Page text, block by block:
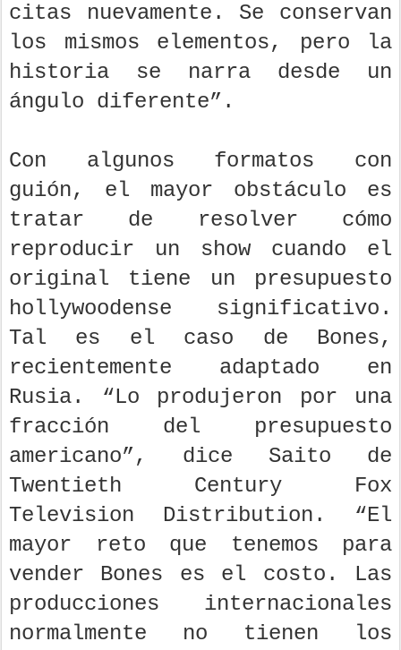
citas nuevamente. Se conservan
los mismos elementos, pero la
historia se narra desde un
ángulo diferente”.
Con algunos formatos con
guión, el mayor obstáculo es
tratar de resolver cómo
reproducir un show cuando el
original tiene un presupuesto
hollywoodense significativo.
Tal es el caso de Bones,
recientemente adaptado en
Rusia. “Lo produjeron por una
fracción del presupuesto
americano”, dice Saito de
Twentieth Century Fox
Television Distribution. “El
mayor reto que tenemos para
vender Bones es el costo. Las
producciones internacionales
normalmente no tienen los